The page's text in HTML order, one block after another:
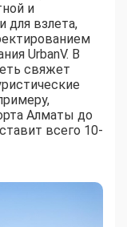
и
для взлета,
UrbanV. В
свяжет
Алматы до
всего 10-